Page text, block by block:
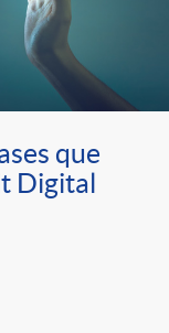
que
Digital